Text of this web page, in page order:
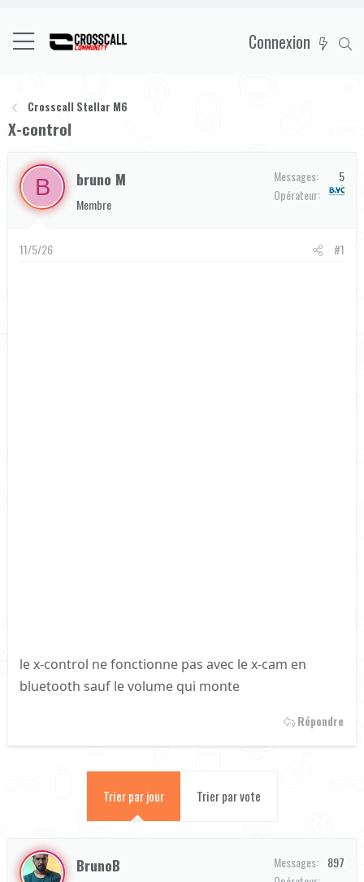
Connexion
Crosscall Stellar M6
X-control
B bruno M
Membre
Messages
5
Opérateur
11/5/26 #1
le x-control ne fonctionne pas avec le x-cam en
bluetooth sauf le volume qui monte
Répondre
Trier par jour Trier par vote
BrunoB Messages
897